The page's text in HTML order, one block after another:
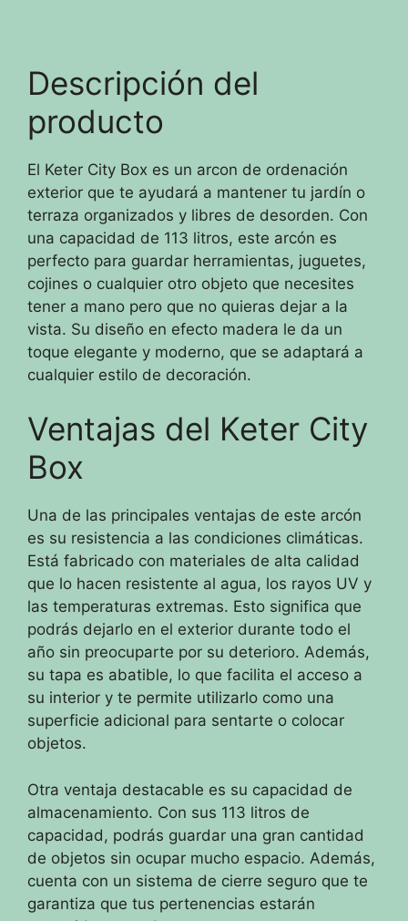
Descripción del
producto
El Keter City Box es un arcon de ordenación
exterior que te ayudará a mantener tu jardín o
terraza organizados y libres de desorden. Con
una capacidad de 113 litros, este arcón es
perfecto para guardar herramientas, juguetes,
cojines o cualquier otro objeto que necesites
tener a mano pero que no quieras dejar a la
vista. Su diseño en efecto madera le da un
toque elegante y moderno, que se adaptará a
cualquier estilo de decoración.
Ventajas del Keter City
Box
Una de las principales ventajas de este arcón
es su resistencia a las condiciones climáticas.
Está fabricado con materiales de alta calidad
que lo hacen resistente al agua, los rayos UV y
las temperaturas extremas. Esto significa que
podrás dejarlo en el exterior durante todo el
año sin preocuparte por su deterioro. Además,
su tapa es abatible, lo que facilita el acceso a
su interior y te permite utilizarlo como una
superficie adicional para sentarte o colocar
objetos.
Otra ventaja destacable es su capacidad de
almacenamiento. Con sus 113 litros de
capacidad, podrás guardar una gran cantidad
de objetos sin ocupar mucho espacio. Además,
cuenta con un sistema de cierre seguro que te
garantiza que tus pertenencias estarán